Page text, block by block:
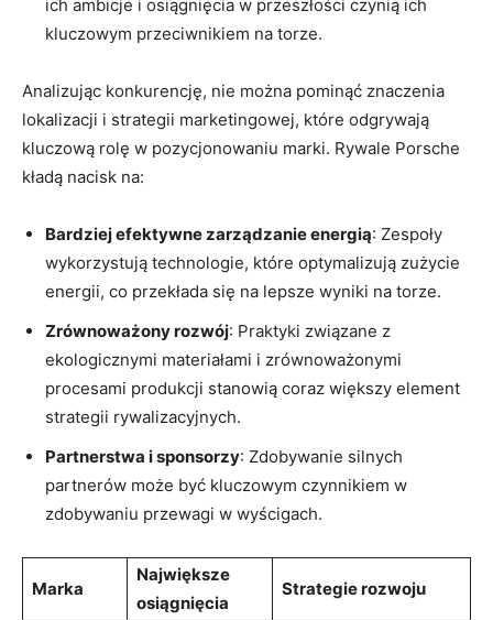
ich ambicje i osiągnięcia w przeszłości czynią ich
kluczowym przeciwnikiem na torze.
Analizując konkurencję, nie można pominąć znaczenia
lokalizacji i strategii marketingowej, które odgrywają
kluczową rolę w pozycjonowaniu marki. Rywale Porsche
kładą nacisk na:
Bardziej efektywne zarządzanie energią: Zespoły
wykorzystują technologie, które optymalizują zużycie
energii, co przekłada się na lepsze wyniki na torze.
Zrównoważony rozwój: Praktyki związane z
ekologicznymi materiałami i zrównoważonymi
procesami produkcji stanowią coraz większy element
strategii rywalizacyjnych.
Partnerstwa i sponsorzy: Zdobywanie silnych
partnerów może być kluczowym czynnikiem w
zdobywaniu przewagi w wyścigach.
Marka
Największe
osiągnięcia
Strategie rozwoju